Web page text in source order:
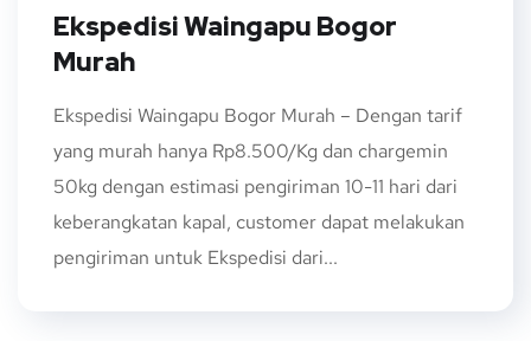
Ekspedisi Waingapu Bogor
Murah
Ekspedisi Waingapu Bogor Murah – Dengan tarif
yang murah hanya Rp8.500/Kg dan chargemin
50kg dengan estimasi pengiriman 10-11 hari dari
keberangkatan kapal, customer dapat melakukan
pengiriman untuk Ekspedisi dari...